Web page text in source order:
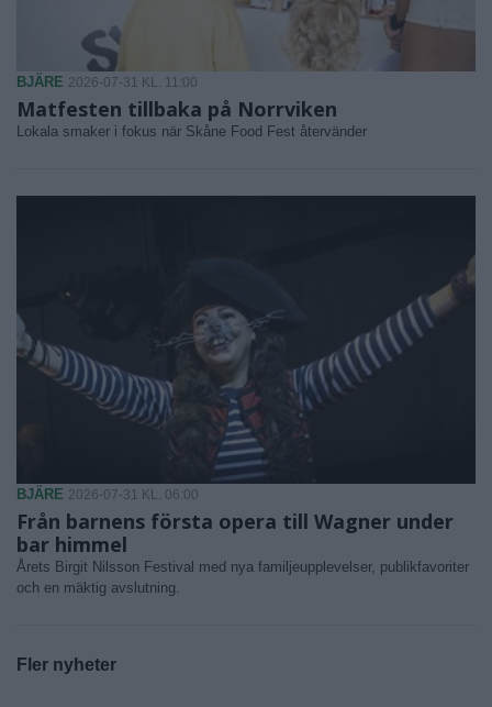
BJÄRE 2026-07-31 KL. 11:00
Matfesten tillbaka på Norrviken
Lokala smaker i fokus när Skåne Food Fest återvänder
BJÄRE 2026-07-31 KL. 06:00
Från barnens första opera till Wagner under
bar himmel
Årets Birgit Nilsson Festival med nya familjeupplevelser, publikfavoriter
och en mäktig avslutning.
Fler nyheter